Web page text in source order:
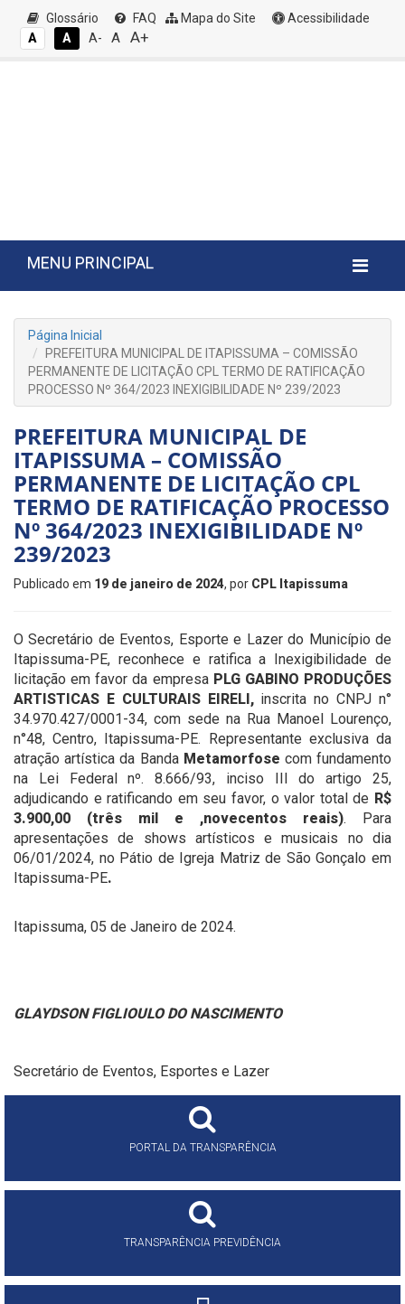
Glossário FAQ Mapa do Site
Acessibilidade
A
A A- A A+
MENU PRINCIPAL
Página Inicial
PREFEITURA MUNICIPAL DE ITAPISSUMA – COMISSÃO
PERMANENTE DE LICITAÇÃO CPL TERMO DE RATIFICAÇÃO
PROCESSO Nº 364/2023 INEXIGIBILIDADE Nº 239/2023
PREFEITURA MUNICIPAL DE
ITAPISSUMA – COMISSÃO
PERMANENTE DE LICITAÇÃO CPL
TERMO DE RATIFICAÇÃO PROCESSO
Nº 364/2023 INEXIGIBILIDADE Nº
239/2023
Publicado em 19 de janeiro de 2024, por CPL Itapissuma
O Secretário de Eventos, Esporte e Lazer do Município de
Itapissuma-PE, reconhece e ratifica a Inexigibilidade de
licitação em favor da empresa PLG GABINO PRODUÇÕES
ARTISTICAS E CULTURAIS EIRELI, inscrita no CNPJ n°
34.970.427/0001-34, com sede na Rua Manoel Lourenço,
n°48, Centro, Itapissuma-PE. Representante exclusiva da
atração artística da Banda Metamorfose com fundamento
na Lei Federal nº. 8.666/93, inciso III do artigo 25,
adjudicando e ratificando em seu favor, o valor total de R$
3.900,00 (três mil e ,novecentos reais). Para
apresentações de shows artísticos e musicais no dia
06/01/2024, no Pátio de Igreja Matriz de São Gonçalo em
Itapissuma-PE.
Itapissuma, 05 de Janeiro de 2024.
GLAYDSON FIGLIOULO DO NASCIMENTO
Secretário de Eventos, Esportes e Lazer
PORTAL DA TRANSPARÊNCIA
TRANSPARÊNCIA PREVIDÊNCIA